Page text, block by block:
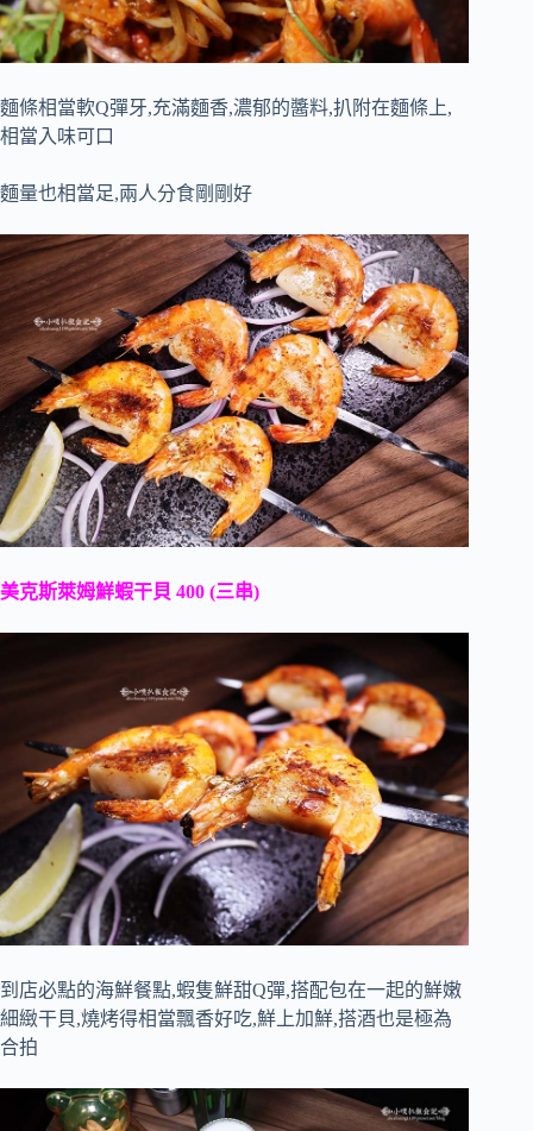
麵條相當軟Q彈牙,充滿麵香,濃郁的醬料,扒附在麵條上,
相當入味可口
麵量也相當足,兩人分食剛剛好
美克斯萊姆鮮蝦干貝 400 (三串)
到店必點的海鮮餐點,蝦隻鮮甜Q彈,搭配包在一起的鮮嫩
細緻干貝,燒烤得相當飄香好吃,鮮上加鮮,搭酒也是極為
合拍